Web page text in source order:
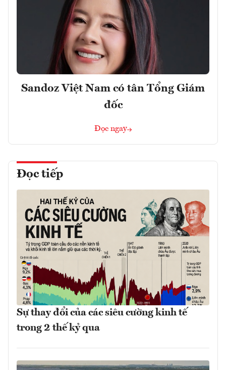
Sandoz Việt Nam có tân Tổng Giám
đốc
Đọc ngay
Đọc tiếp
Sự thay đổi của các siêu cường kinh tế
trong 2 thế kỷ qua